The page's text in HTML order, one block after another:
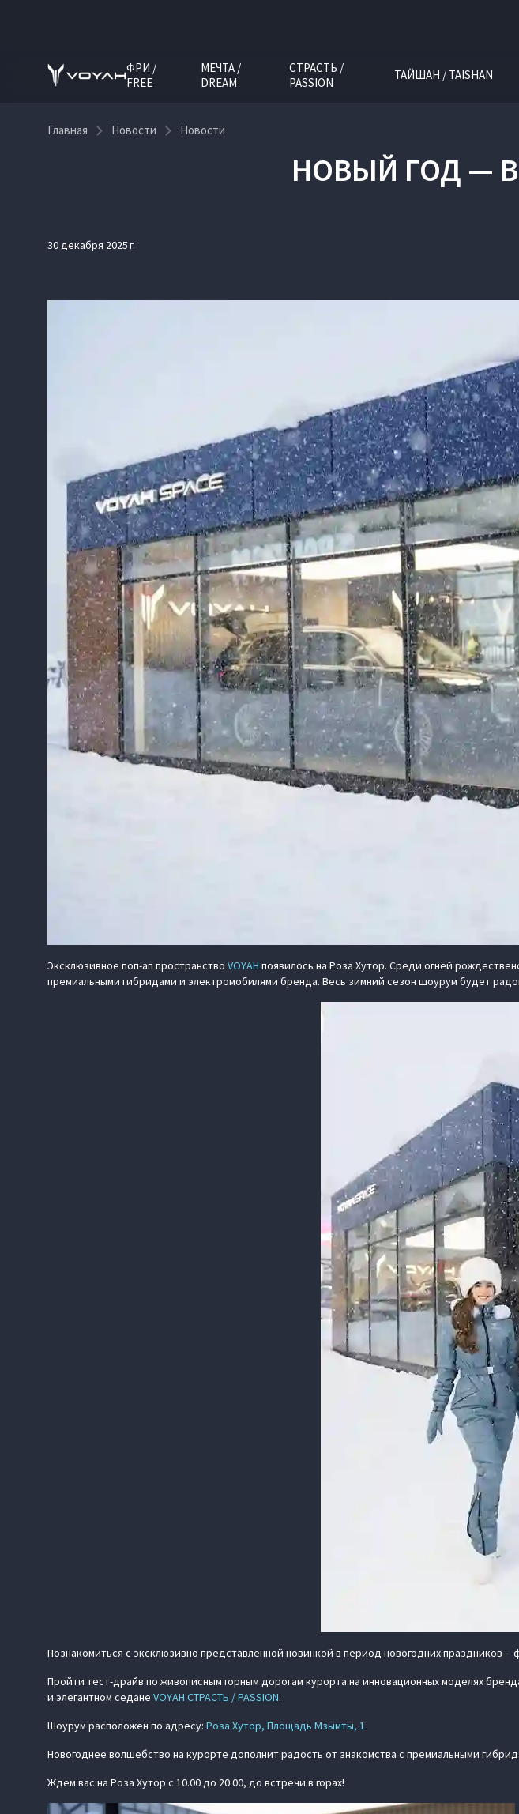
ФРИ /
FREE
МЕЧТА /
DREAM
СТРАСТЬ /
PASSION
ТАЙШАН / TAISHAN
Главная Новости Новости
НОВЫЙ ГОД —
30 декабря 2025 г.
Эксклюзивное поп‑ап пространство VOYAH появилось на Роза Хутор. Среди огней
премиальными гибридами и электромобилями бренда. Весь зимний сезон шоурум будет
Познакомиться с эксклюзивно представленной новинкой в период новогодних праздников—
Пройти тест-драйв по живописным горным дорогам курорта на инновационных моделях
и элегантном седане VOYAH СТРАСТЬ / PASSION.
Шоурум расположен по адресу: Роза Хутор, Площадь Мзымты, 1
Новогоднее волшебство на курорте дополнит радость от знакомства с премиальными
Ждем вас на Роза Хутор с 10.00 до 20.00, до встречи в горах!